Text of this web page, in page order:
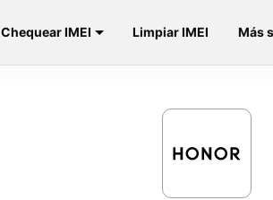
Chequear IMEI Limpiar IMEI Más